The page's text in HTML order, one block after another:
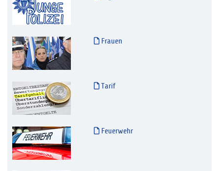
Frauen
Tarif
Feuerwehr